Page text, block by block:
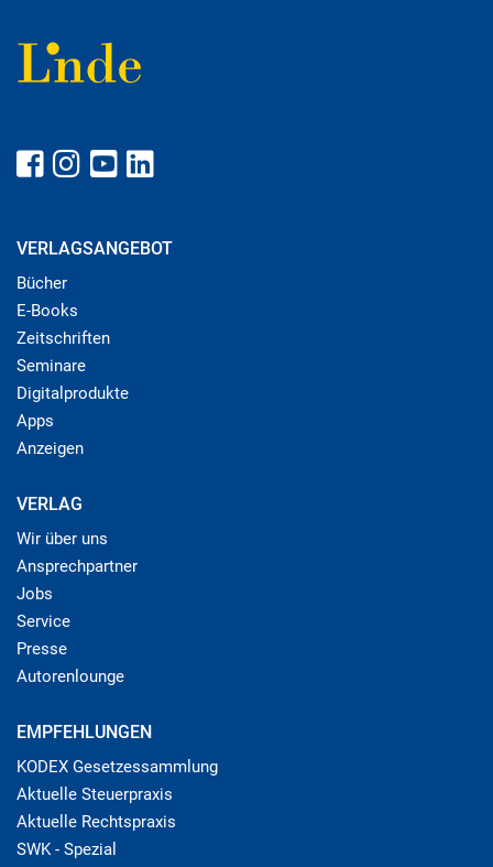
VERLAGSANGEBOT
Bücher
E-Books
Zeitschriften
Seminare
Digitalprodukte
Apps
Anzeigen
VERLAG
Wir über uns
Ansprechpartner
Jobs
Service
Presse
Autorenlounge
EMPFEHLUNGEN
KODEX Gesetzessammlung
Aktuelle Steuerpraxis
Aktuelle Rechtspraxis
SWK - Spezial